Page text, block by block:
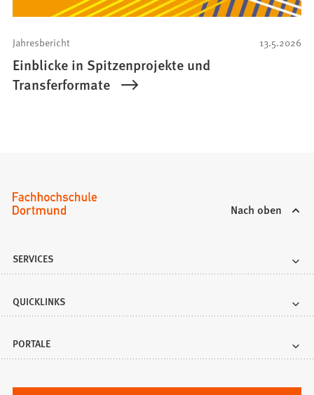
13.5.2026
Jahresbericht
Einblicke in Spitzenprojekte und
Transferformate
Nach oben
SERVICES
QUICKLINKS
PORTALE